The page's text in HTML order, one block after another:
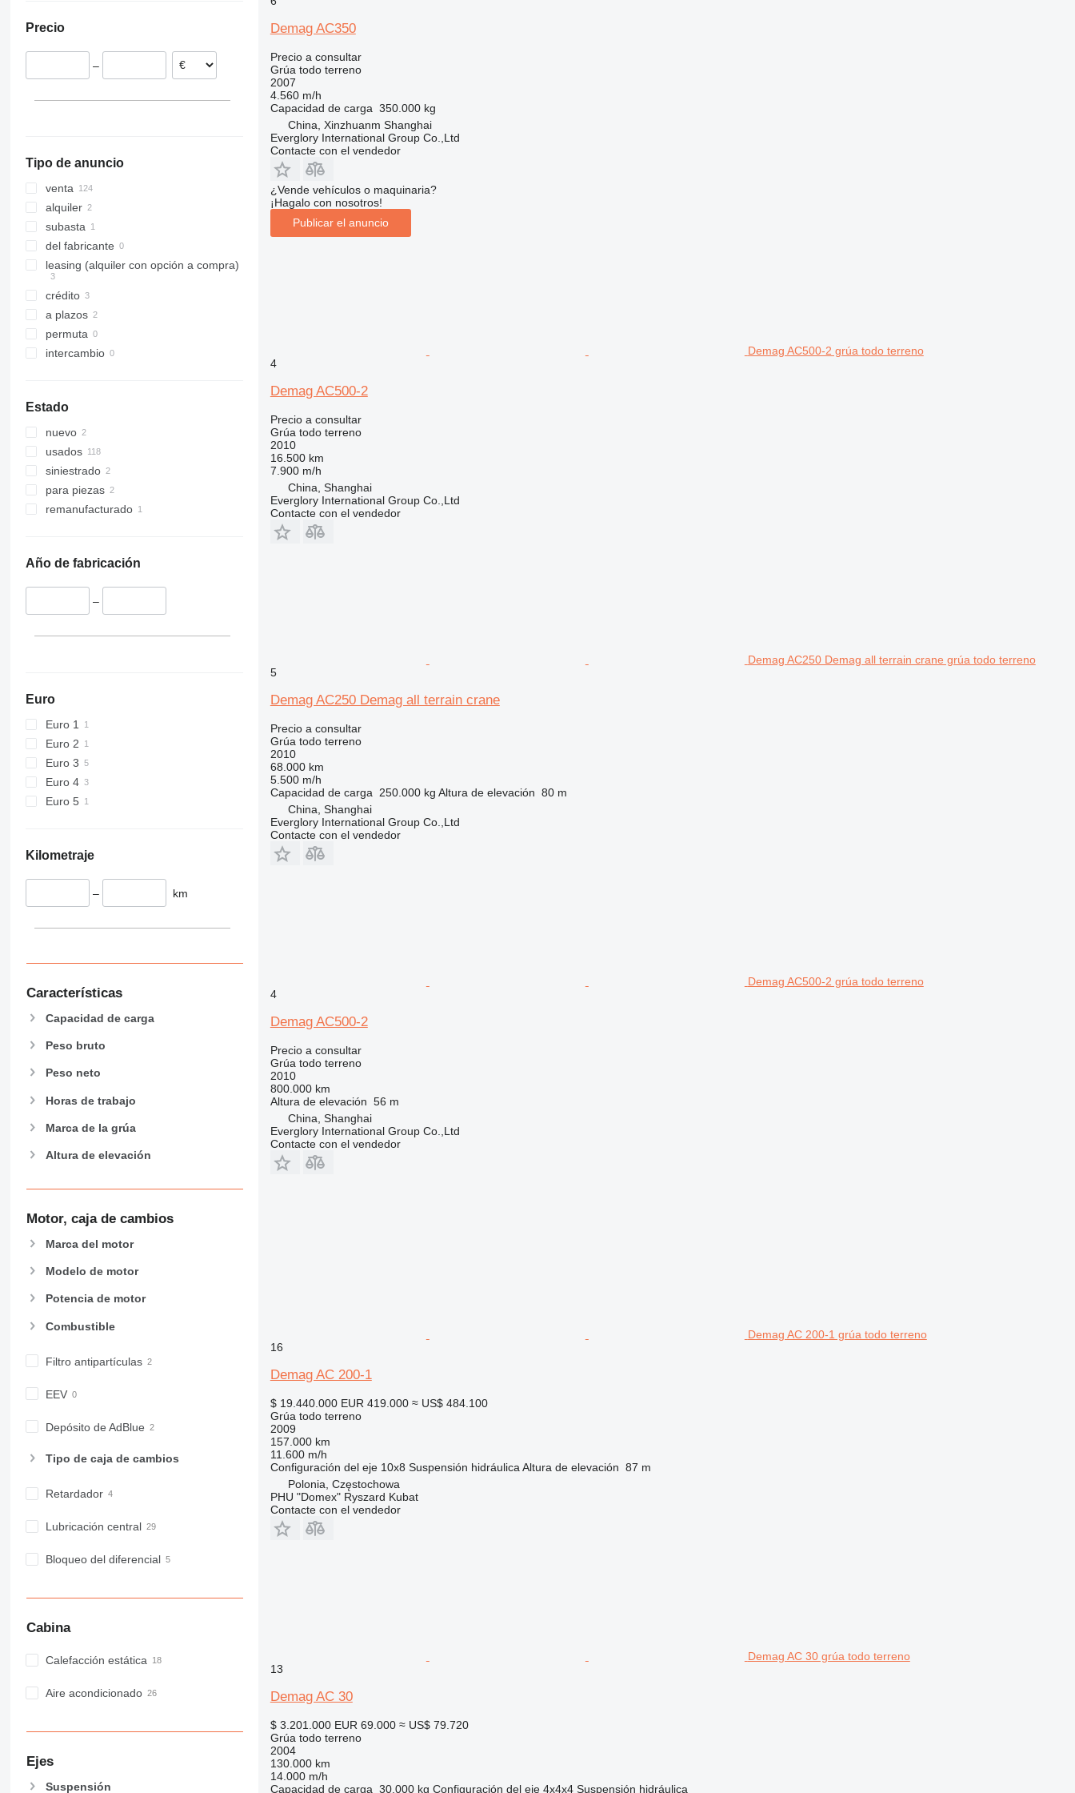
Hungría
Rumanía
Precio
–
Tipo de anuncio
venta
alquiler
subasta
del fabricante
leasing (alquiler con opción a compra)
crédito
a plazos
permuta
intercambio
Estado
nuevo
usados
siniestrado
para piezas
remanufacturado
Año de fabricación
–
Euro
Euro 1
Euro 2
Euro 3
Euro 4
Euro 5
Kilometraje
– km
Características
Capacidad de carga
Peso bruto
Peso neto
Horas de trabajo
Marca de la grúa
Altura de elevación
Motor, caja de cambios
Marca del motor
Modelo de motor
Potencia de motor
Combustible
Filtro antipartículas
EEV
Depósito de AdBlue
Tipo de caja de cambios
Retardador
Lubricación central
Bloqueo del diferencial
Cabina
Calefacción estática
Aire acondicionado
Ejes
Suspensión
Demag AC350
Precio a consultar
Grúa todo terreno
2007
4.560 m/h
Capacidad de carga 350.000 kg
China, Xinzhuanm Shanghai
Everglory International Group Co.,Ltd
Contacte con el vendedor
¿Vende vehículos o maquinaria?
¡Hagalo con nosotros!
Publicar el anuncio
Demag AC500-2 grúa todo terreno
4
Demag AC500-2
Precio a consultar
Grúa todo terreno
2010
16.500 km
7.900 m/h
China, Shanghai
Everglory International Group Co.,Ltd
Contacte con el vendedor
Demag AC250 Demag all terrain crane grúa todo terreno
5
Demag AC250 Demag all terrain crane
Precio a consultar
Grúa todo terreno
2010
68.000 km
5.500 m/h
Capacidad de carga
250.000 kg Altura de elevación 80 m
China, Shanghai
Everglory International Group Co.,Ltd
Contacte con el vendedor
Demag AC500-2 grúa todo terreno
4
Demag AC500-2
Precio a consultar
Grúa todo terreno
2010
800.000 km
Altura de elevación 56 m
China, Shanghai
Everglory International Group Co.,Ltd
Contacte con el vendedor
Demag AC 200-1 grúa todo terreno
16
Demag AC 200-1
$ 19.440.000 EUR 419.000 ≈ US$ 484.100
Grúa todo terreno
2009
157.000 km
11.600 m/h
Configuración del eje 10x8 Suspensión hidráulica Altura de elevación 87 m
Polonia, Częstochowa
PHU "Domex" Ryszard Kubat
Contacte con el vendedor
Demag AC 30 grúa todo terreno
13
Demag AC 30
$ 3.201.000 EUR 69.000 ≈ US$ 79.720
Grúa todo terreno
2004
130.000 km
14.000 m/h
Capacidad de carga 30.000 kg Configuración del eje 4x4x4 Suspensión hidráulica